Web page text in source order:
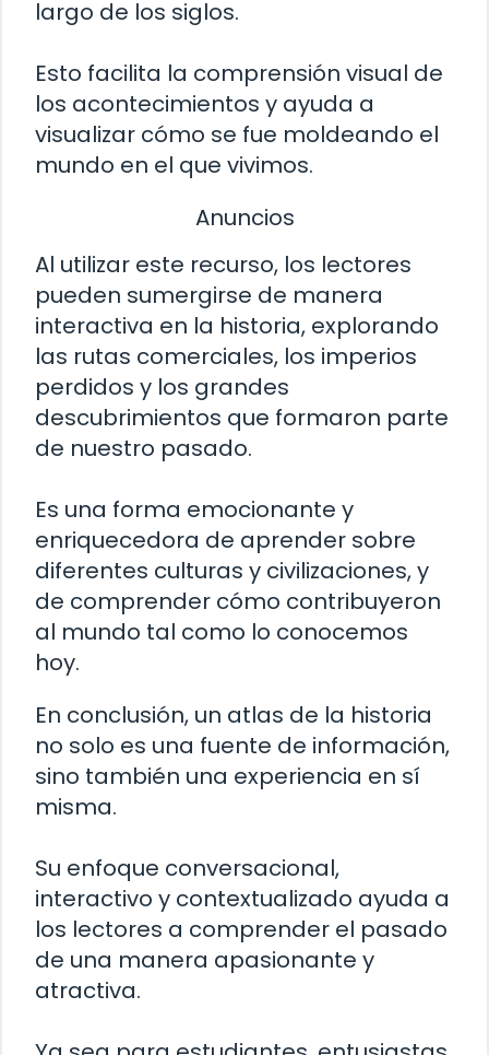
largo de los siglos.
Esto facilita la comprensión visual de
los acontecimientos y ayuda a
visualizar cómo se fue moldeando el
mundo en el que vivimos.
Anuncios
Al utilizar este recurso, los lectores
pueden sumergirse de manera
interactiva en la historia, explorando
las rutas comerciales, los imperios
perdidos y los grandes
descubrimientos que formaron parte
de nuestro pasado.
Es una forma emocionante y
enriquecedora de aprender sobre
diferentes culturas y civilizaciones, y
de comprender cómo contribuyeron
al mundo tal como lo conocemos
hoy.
En conclusión, un atlas de la historia
no solo es una fuente de información,
sino también una experiencia en sí
misma.
Su enfoque conversacional,
interactivo y contextualizado ayuda a
los lectores a comprender el pasado
de una manera apasionante y
atractiva.